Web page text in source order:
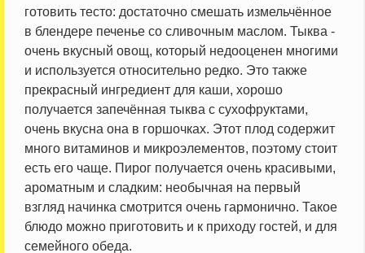
готовить тесто: достаточно смешать измельчённое
в блендере печенье со сливочным маслом. Тыква -
очень вкусный овощ, который недооценен многими
и используется относительно редко. Это также
прекрасный ингредиент для каши, хорошо
получается запечённая тыква с сухофруктами,
очень вкусна она в горшочках. Этот плод содержит
много витаминов и микроэлементов, поэтому стоит
есть его чаще. Пирог получается очень красивыми,
ароматным и сладким: необычная на первый
взгляд начинка смотрится очень гармонично. Такое
блюдо можно приготовить и к приходу гостей, и для
семейного обеда.